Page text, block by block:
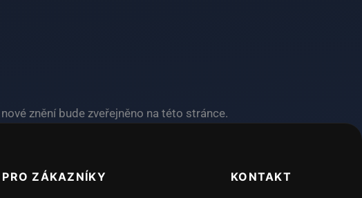
znění bude zveřejněno na této stránce.
ZÁKAZNÍKY KONTAKT